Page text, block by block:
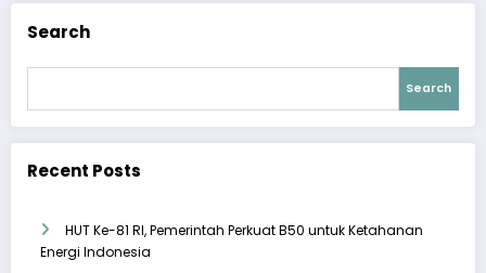
Search
Search
Recent Posts
HUT Ke-81 RI, Pemerintah Perkuat B50 untuk Ketahanan
Energi Indonesia